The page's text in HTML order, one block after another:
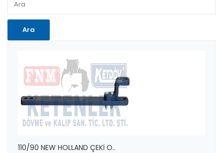
110/90 NEW HOLLAND ÇEKİ O..